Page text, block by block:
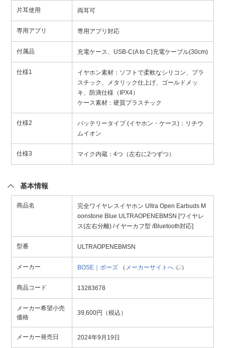
片耳使用 両耳可
専用アプリ 専用アプリ対応
付属品 充電ケース、USB-C(A to C)充電ケーブル(30cm)
仕様1
イヤホン素材：ソフトで柔軟なシリコン、プラ
スチック、メタリック仕上げ、ゴールドメッ
キ、防滴仕様（IPX4）
ケース素材：硬質プラスチック
仕様2
バッテリータイプ (イヤホン・ケース)：リチウ
ムイオン
仕様3 マイク内蔵：4つ（左右に2つずつ）
基本情報
商品名
完全ワイヤレスイヤホン Ultra Open Earbuds M
oonstone Blue ULTRAOPENEBMSN [ワイヤレ
ス(左右分離) /イヤーカフ型 /Bluetooth対応]
型番 ULTRAOPENEBMSN
メーカー BOSE｜ボーズ （ メーカーサイトへ ）
商品コード 13283678
メーカー希望小売
価格
39,600円（税込）
メーカー発売日 2024年9月19日